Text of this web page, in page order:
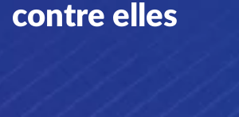
contre elles